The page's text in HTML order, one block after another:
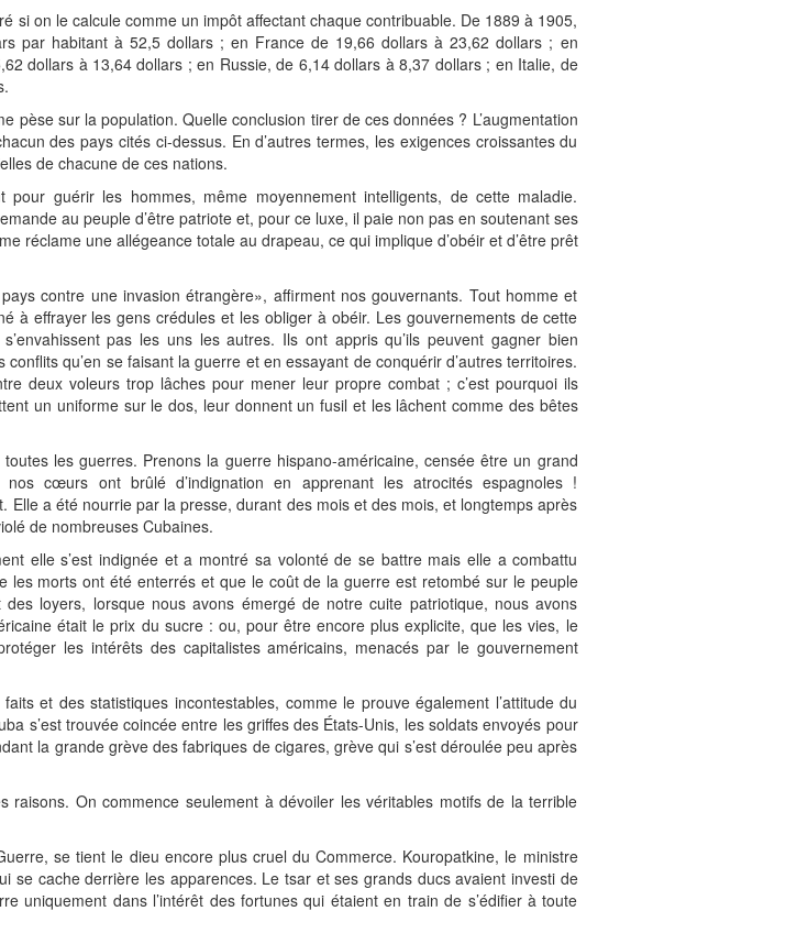
si on le calcule comme un impôt affectant chaque contribuable. De 1889 à 1905,
par habitant à 52,5 dollars ; en France de 19,66 dollars à 23,62 dollars ; en
dollars à 13,64 dollars ; en Russie, de 6,14 dollars à 8,37 dollars ; en Italie, de
pèse sur la population. Quelle conclusion tirer de ces données ? L’augmentation
des pays cités ci-dessus. En d’autres termes, les exigences croissantes du
de chacune de ces nations.
pour guérir les hommes, même moyennement intelligents, de cette maladie.
au peuple d’être patriote et, pour ce luxe, il paie non pas en soutenant ses
réclame une allégeance totale au drapeau, ce qui implique d’obéir et d’être prêt
contre une invasion étrangère», affirment nos gouvernants. Tout homme et
à effrayer les gens crédules et les obliger à obéir. Les gouvernements de cette
pas les uns les autres. Ils ont appris qu’ils peuvent gagner bien
qu’en se faisant la guerre et en essayant de conquérir d’autres territoires.
deux voleurs trop lâches pour mener leur propre combat ; c’est pourquoi ils
un uniforme sur le dos, leur donnent un fusil et les lâchent comme des bêtes
les guerres. Prenons la guerre hispano-américaine, censée être un grand
nos cœurs ont brûlé d’indignation en apprenant les atrocités espagnoles !
Elle a été nourrie par la presse, durant des mois et des mois, et longtemps après
de nombreuses Cubaines.
elle s’est indignée et a montré sa volonté de se battre mais elle a combattu
les morts ont été enterrés et que le coût de la guerre est retombé sur le peuple
loyers, lorsque nous avons émergé de notre cuite patriotique, nous avons
était le prix du sucre : ou, pour être encore plus explicite, que les vies, le
les intérêts des capitalistes américains, menacés par le gouvernement
et des statistiques incontestables, comme le prouve également l’attitude du
s’est trouvée coincée entre les griffes des États-Unis, les soldats envoyés pour
la grande grève des fabriques de cigares, grève qui s’est déroulée peu après
On commence seulement à dévoiler les véritables motifs de la terrible
se tient le dieu encore plus cruel du Commerce. Kouropatkine, le ministre
se cache derrière les apparences. Le tsar et ses grands ducs avaient investi de
uniquement dans l’intérêt des fortunes qui étaient en train de s’édifier à toute